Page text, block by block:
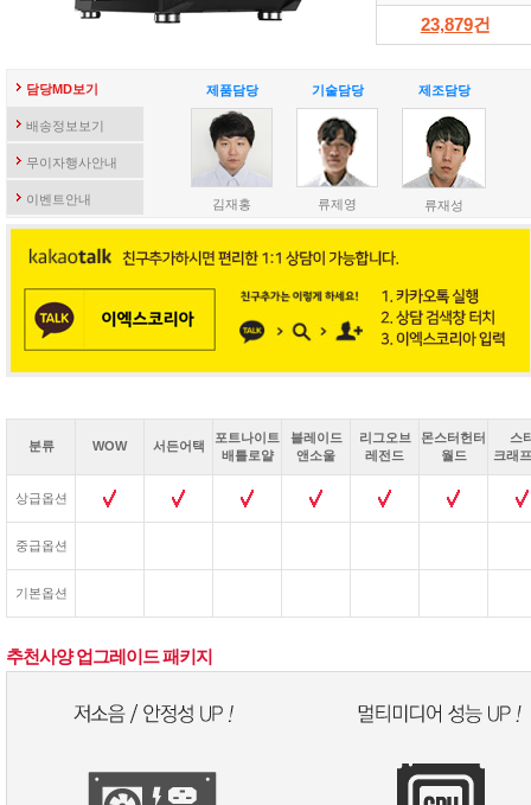
23,879건
담당MD보기
배송정보보기
무이자행사안내
이벤트안내
제품담당
김재홍
기술담당
류제영
제조담당
류재성
분류 WOW 서든어택
포트나이트
배틀로얄
블레이드
앤소울
리그오브
레전드
몬스터헌터
월드
스
크래
상급옵션
중급옵션
기본옵션
추천사양 업그레이드 패키지